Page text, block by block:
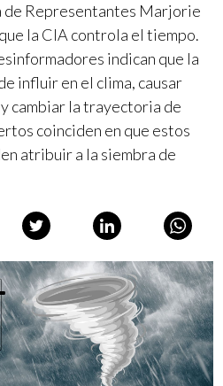
de Representantes Marjorie
la CIA controla el tiempo.
indican que la
influir en el clima, causar
cambiar la trayectoria de
coinciden en que estos
atribuir a la siembra de